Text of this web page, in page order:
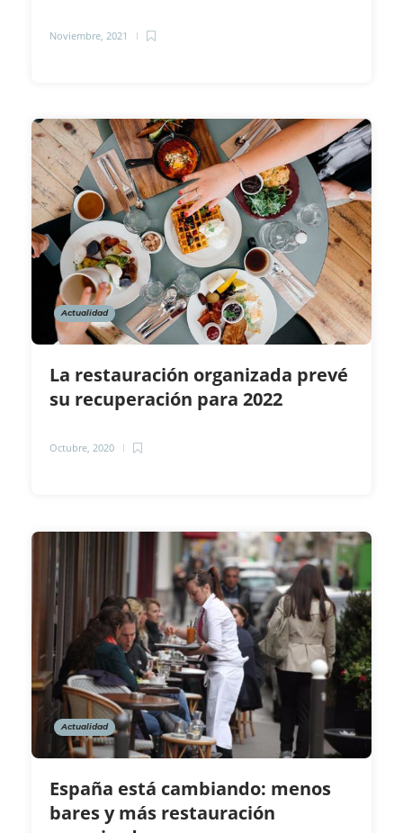
Noviembre, 2021
Actualidad
La restauración organizada prevé
su recuperación para 2022
Octubre, 2020
Actualidad
España está cambiando: menos
bares y más restauración